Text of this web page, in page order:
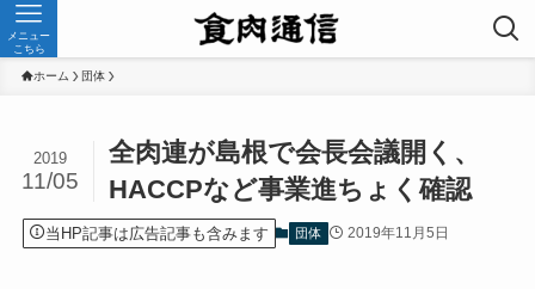
メニュー
こちら
ホーム 団体
全肉連が島根で会長会議開く、
HACCPなど事業進ちょく確認
2019
11/05
当HP記事は広告記事も含みます 団体 2019年11月5日